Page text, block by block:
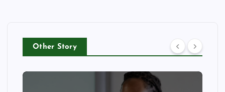
Other Story